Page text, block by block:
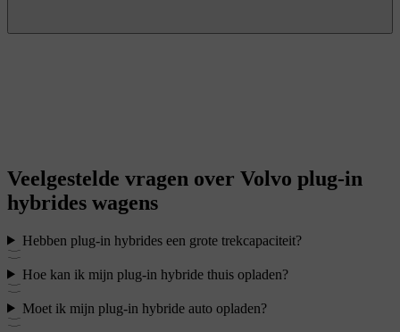
Veelgestelde vragen over Volvo plug-in
hybrides wagens
Hebben plug-in hybrides een grote trekcapaciteit?
Hoe kan ik mijn plug-in hybride thuis opladen?
Moet ik mijn plug-in hybride auto opladen?